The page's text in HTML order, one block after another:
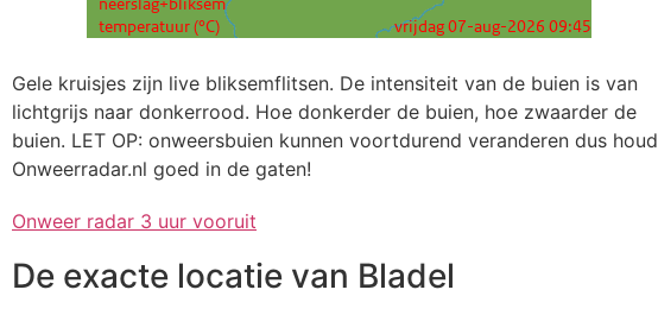
Gele kruisjes zijn live bliksemflitsen. De intensiteit van de buien is van
lichtgrijs naar donkerrood. Hoe donkerder de buien, hoe zwaarder de
buien. LET OP: onweersbuien kunnen voortdurend veranderen dus houd
Onweerradar.nl goed in de gaten!
Onweer radar 3 uur vooruit
De exacte locatie van Bladel